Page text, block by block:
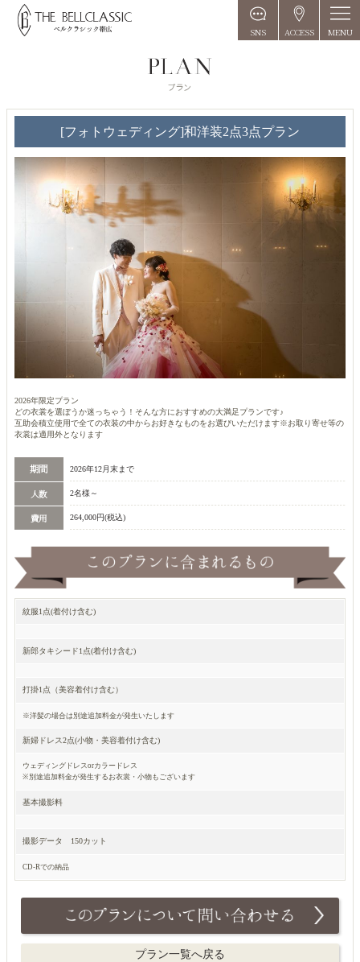
SNS ACCESS MENU
[フォトウェディング]和洋装2点3点プラン
2026年限定プラン
どの衣裳を選ぼうか迷っちゃう！そんな方におすすめの大満足プランです♪
互助会積立使用で全ての衣装の中からお好きなものをお選びいただけます※お取り寄せ等の
衣裳は適用外となります
2026年12月末まで
2名様～
264,000円(税込)
紋服1点(着付け含む)
新郎タキシード1点(着付け含む)
打掛1点（美容着付け含む）
※洋髪の場合は別途追加料金が発生いたします
新婦ドレス2点(小物・美容着付け含む)
ウェディングドレスorカラードレス
※別途追加料金が発生するお衣裳・小物もございます
基本撮影料
撮影データ 150カット
CD-Rでの納品
プラン一覧へ戻る